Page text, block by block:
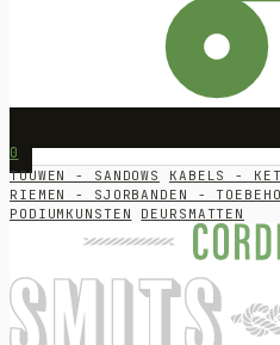
0
TOUWEN - SANDOWS KABELS -
RIEMEN - SJORBANDEN -
PODIUMKUNSTEN
DEURSMATTEN